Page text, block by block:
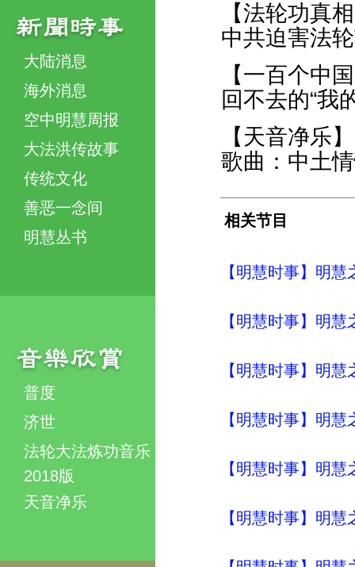
大陆消息
海外消息
空中明慧周报
大法洪传故事
传统文化
善恶一念间
明慧丛书
普度
济世
法轮大法炼功音乐
2018版
天音净乐
【法轮功真
中共迫害法
【一百个中
回不去的“我
【天音净乐】
歌曲：中土
相关节目
【明慧时事】明
【明慧时事】明
【明慧时事】明
【明慧时事】明
【明慧时事】明
【明慧时事】明